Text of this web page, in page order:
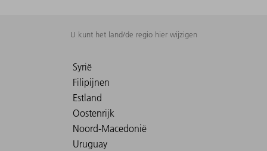
U kunt het land/de regio hier wijzigen